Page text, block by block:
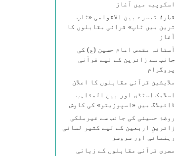
اسکوپیه میں آغاز
قطر؛ تیسرے بین الاقوامی «ٹاپ
ترین میں ٹاپ» قرانی مقابلوں کا
آغاز
آستانہ مقدس امام حسین (ع) کی
جانب سے زائرین کے لیے قرآنی
پروگرام
ملایشین قرآنی مقابلوں کا اعلان
اسلامک اسٹڈی اور بین المذاہب
ڈائیلاگ میں «اسپوزیتو» کی کاوش
روضۂ حسینی کی جانب سے غیرملکی
زائرینِ اربعین کے لیے کثیر لسانی
رہنمائی اور سروسز
مصری قرآنی مقابلوں کے زبانی